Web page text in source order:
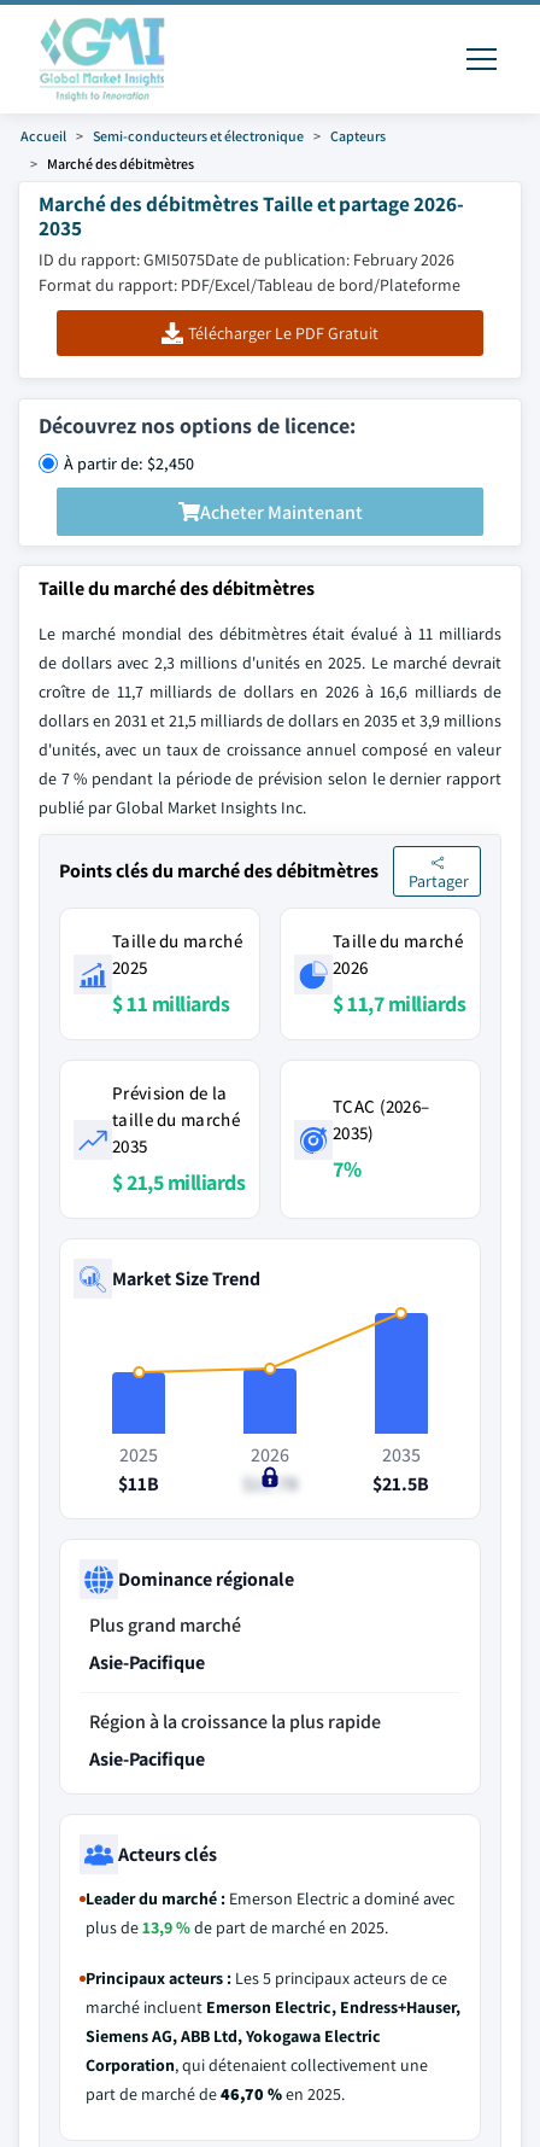
Accueil Semi-conducteurs et électronique
Capteurs
Marché des débitmètres
Marché des débitmètres Taille et partage 2026-
2035
ID du rapport: GMI5075Date de publication: February 2026
Format du rapport: PDF/Excel/Tableau de bord/Plateforme
Télécharger Le PDF Gratuit
Découvrez nos options de licence:
À partir de: $2,450
Acheter Maintenant
Taille du marché des débitmètres
Le marché mondial des débitmètres était évalué à 11 milliards
de dollars avec 2,3 millions d'unités en 2025. Le marché devrait
croître de 11,7 milliards de dollars en 2026 à 16,6 milliards de
dollars en 2031 et 21,5 milliards de dollars en 2035 et 3,9 millions
d'unités, avec un taux de croissance annuel composé en valeur
de 7 % pendant la période de prévision selon le dernier rapport
publié par Global Market Insights Inc.
Points clés du marché des débitmètres Partager
Taille du marché
2025
$ 11 milliards
Taille du marché
2026
$ 11,7 milliards
Prévision de la
taille du marché
2035
$ 21,5 milliards
TCAC (2026–
2035)
7%
Market Size Trend
2025
$11B
2026
$11.7B
2035
$21.5B
Dominance régionale
Plus grand marché
Asie-Pacifique
Région à la croissance la plus rapide
Asie-Pacifique
Acteurs clés
Leader du marché : Emerson Electric a dominé avec
plus de13,9 %de part de marché en 2025.
Principaux acteurs : Les 5 principaux acteurs de ce
marché incluent Emerson Electric, Endress+Hauser,
Siemens AG, ABB Ltd, Yokogawa Electric
Corporation, qui détenaient collectivement une
part de marché de46,70 %en 2025.